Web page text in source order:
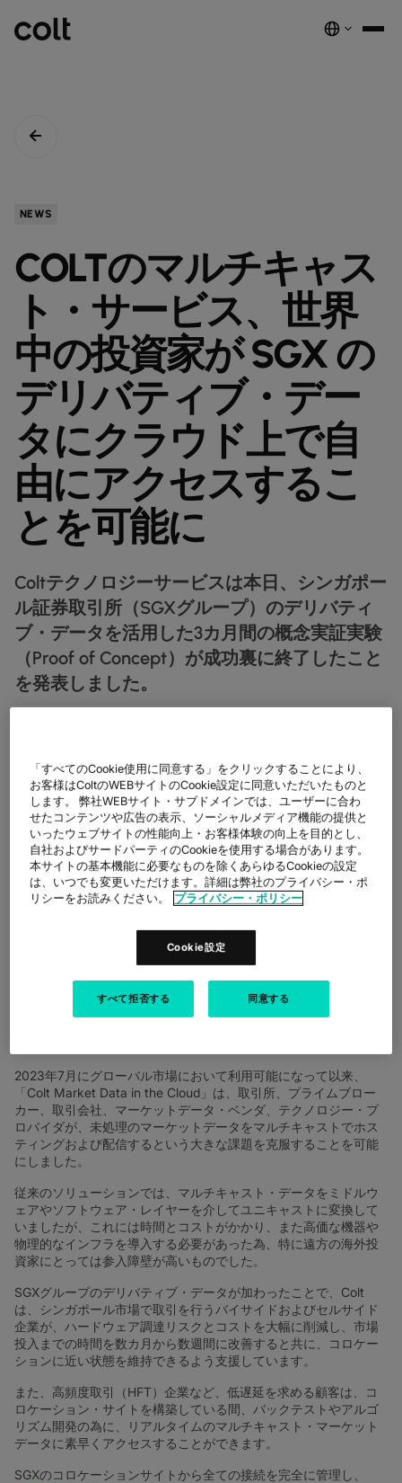
ダークファイバー
COLT WAVE(専用線)
卸売SIP
globe_book IPトランジット
詳しく見る
map ネットワークマップ
docs データシート
handshake パートナー
warehouse ホールセール & ハイパースケーラー
デジタルエコシステムを、安全でインテリジェントな単一プラットフ
詳しく見る
NETWORK-AS-A-SERVICE
イーサネット
専用インターネットアクセス
map ネットワークマップを見る
デジタル分野の導入事例
storefront リテール(小売)
monitor キャピタル・マーケット
3p 通信
実績と成果
ン。
ソリューション
職場環境を変革する
cable インフラの最適化を実現
encrypted 未来を守る
業種別
forklift 製造業
pill 製薬
storefront リテール(小売)
shield 防衛
delivery_truck_speed 運輸・物流
ラックコロケーション
ケージコロケーション
接続サービス​
globe_book IP トランジット
イーサネット
クラウド接続サービス
AAS (オンデマンドサービス)
WANサービス​
IP VPN
CPE ソリューション
SD-WAN + SASE
マネージドLAN​
すべてのネットワークサービス
COLTのネットワーク​
fingerprint 会社概要
事業内容
map COLTのネットワーク
接続を確認
newsmode インサイト
ニュースルーム
ドキュメンテーション
docs データシート
podcasts ニュースレター
network_check ネットワークステータス
NEWS
COLTのマルチキャス
ト・サービス、世界
中の投資家が SGX の
デリバティブ・デー
タにクラウド上で自
由にアクセスするこ
とを可能に
Coltテクノロジーサービスは本日、シンガポー
ル証券取引所（SGXグループ）のデリバティ
ブ・データを活用した3カ月間の概念実証実験
（Proof of Concept）が成功裏に終了したこと
を発表しました。
(水)）に発表されたリリースの和訳版です。
2024年1月31日
Coltテクノロジーサービス株式会社
シンガポール、2024年1月31日発)– デジタル・インフラストラク
チャ企業であるColtテクノロジーサービス(本社：英国ロンドン、
代表：ケリー・ギルダー(Keri Gilder), CEO、以下Colt）は本日、
シンガポール証券取引所（SGXグループ）のデリバティブ・デー
タを活用した3カ月間の概念実証実験（Proof of Concept）が成功
裏に終了したことを発表しました。
トデータ配信サービスである「
Market Data in the Cloud
2023年7月にグローバル市場において利用可能になって以来、
「Colt Market Data in the Cloud」は、取引所、プライムブロー
カー、取引会社、マーケットデータ・ベンダ、テクノロジー・プ
ロバイダが、未処理のマーケットデータをマルチキャストでホス
ティングおよび配信するという大きな課題を克服することを可能
にしました。
従来のソリューションでは、マルチキャスト・データをミドルウ
ェアやソフトウェア・レイヤーを介してユニキャストに変換して
いましたが、これには時間とコストがかかり、また高価な機器や
物理的なインフラを導入する必要があった為、特に遠方の海外投
資家にとっては参入障壁が高いものでした。
SGXグループのデリバティブ・データが加わったことで、Colt
は、シンガポール市場で取引を行うバイサイドおよびセルサイド
企業が、ハードウェア調達リスクとコストを大幅に削減し、市場
投入までの時間を数カ月から数週間に改善すると共に、コロケー
ションに近い状態を維持できるよう支援しています。
また、高頻度取引（HFT）企業など、低遅延を求める顧客は、コ
ロケーション・サイトを構築している間、バックテストやアルゴ
リズム開発の為に、リアルタイムのマルチキャスト・マーケット
データに素早くアクセスすることができます。
SGXのコロケーションサイトから全ての接続を完全に管理し、
「すべてのCookie使用に同意する」をクリックすることにより、
お客様はColtのWEBサイトのCookie設定に同意いただいたものと
します。 弊社WEBサイト・サブドメインでは、ユーザーに合わ
せたコンテンツや広告の表示、ソーシャルメディア機能の提供と
いったウェブサイトの性能向上・お客様体験の向上を目的とし、
自社およびサードパーティのCookieを使用する場合があります。
本サイトの基本機能に必要なものを除くあらゆるCookieの設定
は、いつでも変更いただけます。詳細は弊社のプライバシー・ポ
リシーをお読みください。
プライバシー・ポリシー
Cookie設定
すべて拒否する 同意する